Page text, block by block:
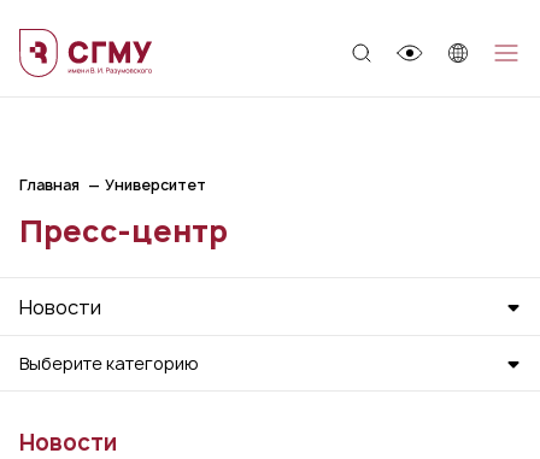
Главная Университет
Пресс-центр
Новости
Выберите категорию
Новости